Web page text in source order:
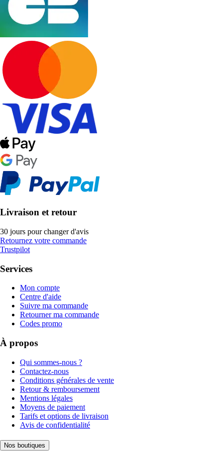
Livraison et retour
30 jours pour changer d'avis
Retournez votre commande
Trustpilot
Services
Mon compte
Centre d'aide
Suivre ma commande
Retourner ma commande
Codes promo
À propos
Qui sommes-nous ?
Contactez-nous
Conditions générales de vente
Retour & remboursement
Mentions légales
Moyens de paiement
Tarifs et options de livraison
Avis de confidentialité
Nos boutiques